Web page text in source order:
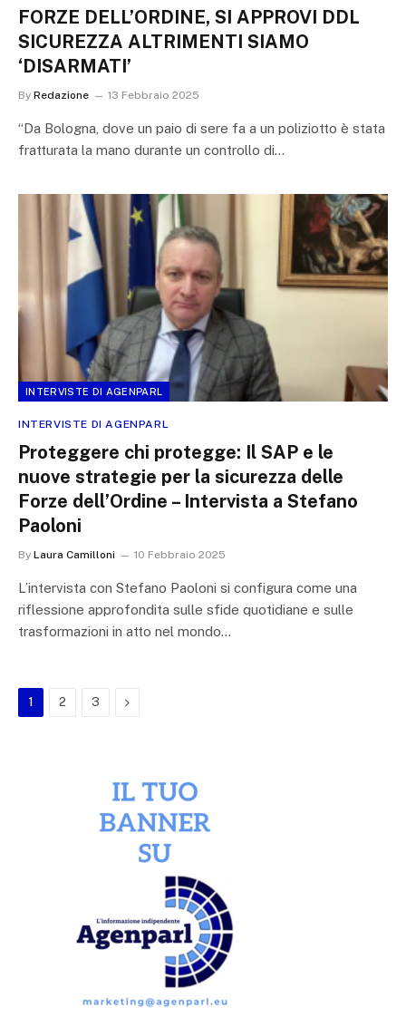
FORZE DELL’ORDINE, SI APPROVI DDL
SICUREZZA ALTRIMENTI SIAMO
‘DISARMATI’
By Redazione 13 Febbraio 2025
“Da Bologna, dove un paio di sere fa a un poliziotto è stata
fratturata la mano durante un controllo di…
INTERVISTE DI AGENPARL
INTERVISTE DI AGENPARL
Proteggere chi protegge: Il SAP e le
nuove strategie per la sicurezza delle
Forze dell’Ordine – Intervista a Stefano
Paoloni
By Laura Camilloni 10 Febbraio 2025
L’intervista con Stefano Paoloni si configura come una
riflessione approfondita sulle sfide quotidiane e sulle
trasformazioni in atto nel mondo…
1 2 3 Next